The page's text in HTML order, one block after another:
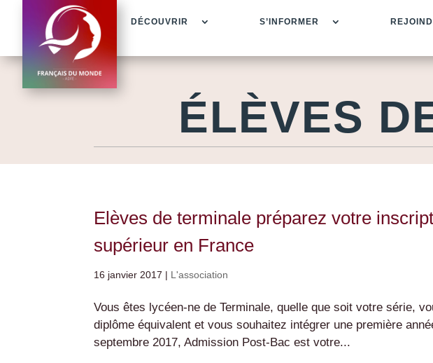
DÉCOUVRIR S’INFORMER
ÉLÈVES
Elèves de terminale préparez votre
supérieur en France
16 janvier 2017 | L'association
Vous êtes lycéen-ne de Terminale, quelle que soit votre série,
diplôme équivalent et vous souhaitez intégrer une première
septembre 2017, Admission Post-Bac est votre...